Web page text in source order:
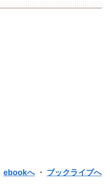
ebookへ・ ブックライブへ